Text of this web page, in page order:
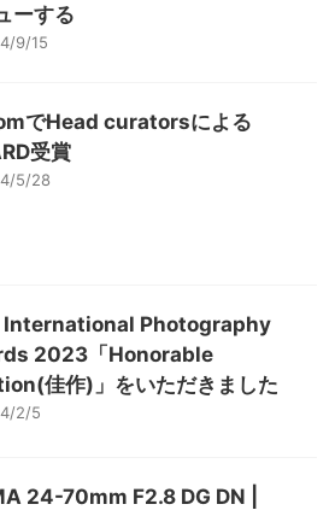
ーする
9/15
でHead curatorsによる
受賞
5/28
International Photography
2023「Honorable
佳作)」をいただきました
2/5
24-70mm F2.8 DG DN |